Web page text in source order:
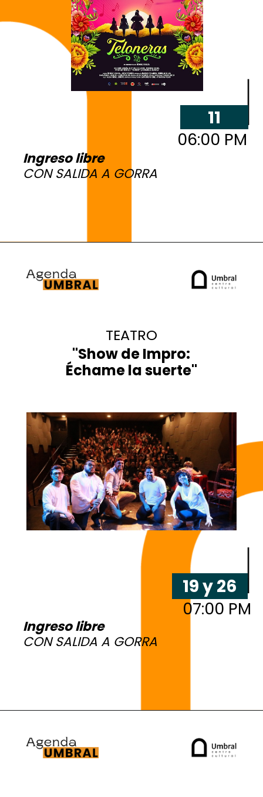
11
06:00 PM
Ingreso libre
CON SALIDA A GORRA
"Show de Impro:
Échame la suerte"
19 y 26
TEATRO
07:00 PM
Ingreso libre
CON SALIDA A GORRA